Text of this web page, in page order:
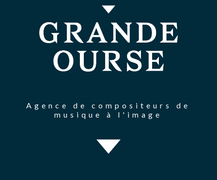
Agence de compositeurs de
musique à l'image